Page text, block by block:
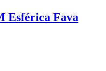
Esférica Fava